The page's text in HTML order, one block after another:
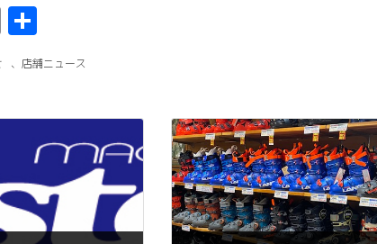
C
p
y
k
有
、 店舗ニュース